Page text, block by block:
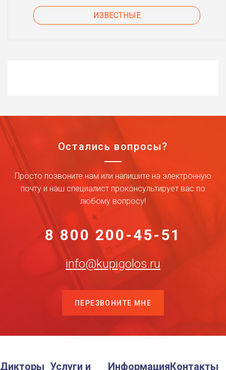
ИЗВЕСТНЫЕ
Остались вопросы?
Просто позвоните нам или напишите на электронную
почту и наш специалист проконсультирует вас по
любому вопросу!
8 800 200-45-51
info@kupigolos.ru
ПЕРЕЗВОНИТЕ МНЕ
Дикторы Услуги и
ИнформацияКонтакты